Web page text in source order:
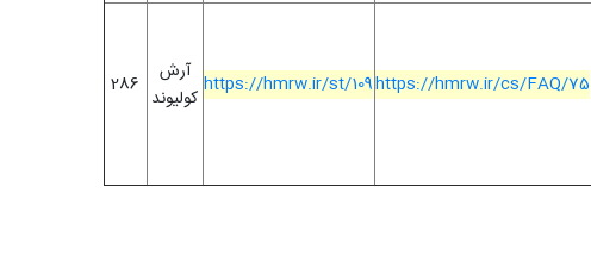
286
آرش
کولیوند https://hmrw.ir/st/109https://hmrw.ir/cs/FAQ/75